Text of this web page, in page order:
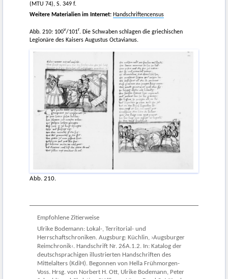
(MTU 74), S. 349 f.
Weitere Materialien im Internet: Handschriftencensus
Abb. 210: 100v/101r. Die Schwaben schlagen die griechischen
Legionäre des Kaisers Augustus Octavianus.
Abb. 210.
Empfohlene Zitierweise
Ulrike Bodemann: Lokal-, Territorial- und
Herrschaftschroniken. Augsburg: Küchlin, ›Augsburger
Reimchronik‹. Handschrift Nr. 26A.1.2. In: Katalog der
deutschsprachigen illustrierten Handschriften des
Mittelalters (KdiH). Begonnen von Hella Frühmorgen-
Voss. Hrsg. von Norbert H. Ott, Ulrike Bodemann, Peter